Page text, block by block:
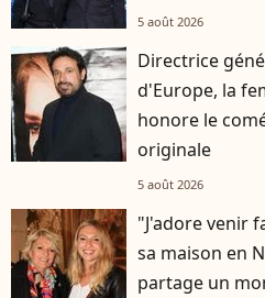
5 août 2026
Directrice
d'Europe, la
honore le
originale
5 août 2026
"J'adore venir
sa maison en
partage un